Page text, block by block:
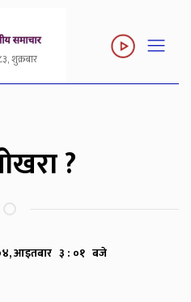
शुक्रबार
?
आइतबार ३ : ०१ बजे